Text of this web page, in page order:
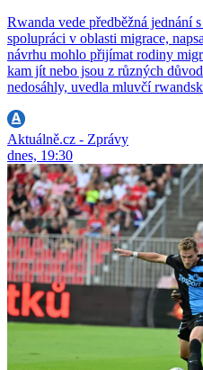
Rwanda vede předběžná jednání
spolupráci v oblasti migrace,
návrhu mohlo přijímat rodiny
kam jít nebo jsou z různých
nedosáhly, uvedla mluvčí
Aktuálně.cz - Zprávy
dnes, 19:30